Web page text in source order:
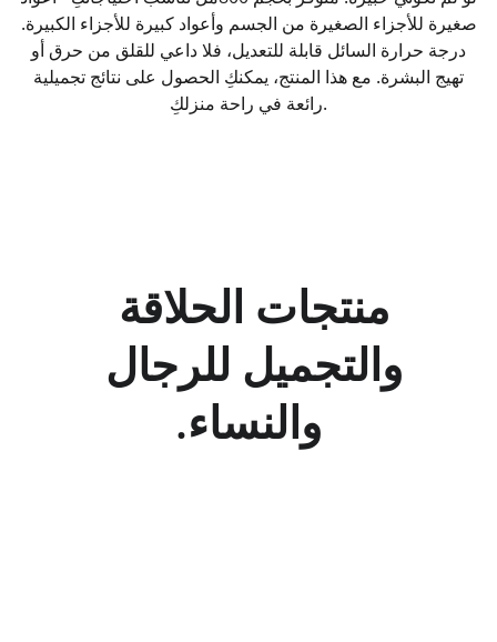
صغيرة للأجزاء الصغيرة من الجسم وأعواد كبيرة للأجزاء الكبيرة.
درجة حرارة السائل قابلة للتعديل، فلا داعي للقلق من حرق أو
تهيج البشرة. مع هذا المنتج، يمكنكِ الحصول على نتائج تجميلية
رائعة في راحة منزلكِ.
منتجات الحلاقة
والتجميل للرجال
والنساء.